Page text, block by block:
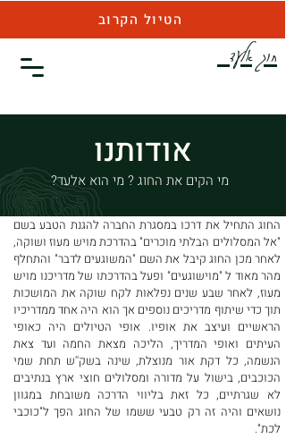
חוג אלעד
הטיול הקרוב
אודותנו
מי הקים את החוג ? מי הוא אלעד?
החוג התחיל את דרכו במסגרת החברה להגנת הטבע בשם
"אל המסלולים הבלתי מוכרים" בהדרכת מויש מעוז ושוקה,
לאחר מכן החוג קיבל את השם "המשוגעים לדבר" והתחלף
מהר מאוד ל "מוישוגעים" ופעל בהדרכתו של מדריכנו מויש
מעוז, לאחר שבע שנים נפלאות לקח שוקה את המושכות
תוך כדי שיתוף מדריכים נוספים אך הוא היה אחד ממדריכיו
הראשיים ועיצב את אופיו. אופי הטיולים היה כאופי
העיתים ואופי המדריך, הליכה מצאת החמה ועד צאת
הנשמה, כל דקת אור מנוצלת, שינה בשק''ש תחת שמי
הכוכבים, בישול על מדורה ומסלולים חוצי ארץ בנתיבים
לא שגרתיים, כל זאת בליווי הדרכה משובחת במגוון
נושאים והיה זה רק טבעי ששמו של החוג הפך ל"כוכבי
לכת".